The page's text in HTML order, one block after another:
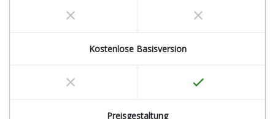
clear clear
Kostenlose Basisversion
clear done
Preisgestaltung